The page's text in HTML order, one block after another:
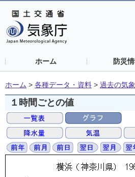
ホーム 防災
ホーム > 各種データ・資料 > 過去の気
１時間ごとの値